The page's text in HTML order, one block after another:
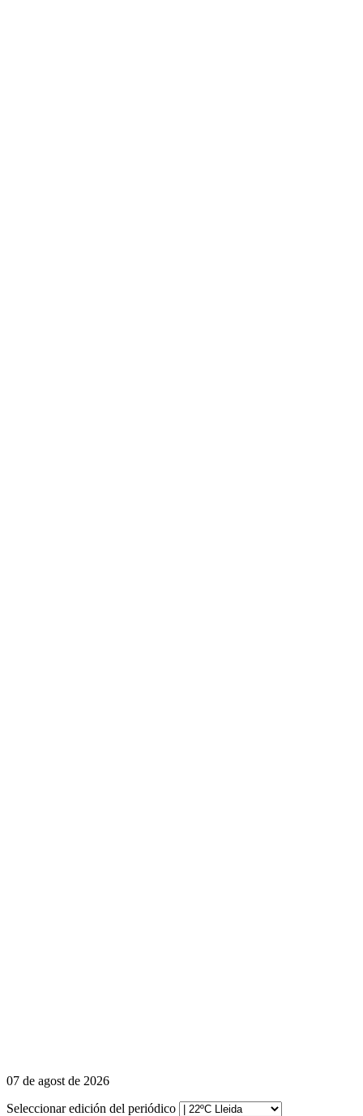
07 de agost de 2026
Seleccionar edición del periódico